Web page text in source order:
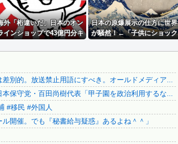
画像】 今のクソガキ共、これを見たこと無くて渡されたら...
氏が『この車』買おうとして私とケンカになってるんだけど...
悲報】 ケンコバがコロナの特殊すぎる後遺症に苦しんでい...
カミツキ悲報】甲子園でインドネシア人選手が始球式→日本...
悲報】テレ朝「れいわ、新党移行に伴い旧グッズ半額セール...
本の神社仏閣が22日に１回燃えてる。
さようなら】れいわ大石あきこさん、離党報告&活動休止を...
園を不法占拠をして騒音を撒き散らした反対派を警察が撤去...
外「桁違いだ」日本のオン
インショップで43億円分キ
り仰天！（海外の反応）
日本の原爆展示の仕方に世界
が騒然！←「子供にショック
応）
別的。放送禁止用語にすべき。オールドメディア...
保守党・百田尚樹代表「甲子園を政治利用するな...
#移民 #外国人
開催。でも『秘書給与疑惑』あるよね＾＾」